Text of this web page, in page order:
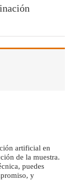
artificial en
de la muestra.
puedes
y